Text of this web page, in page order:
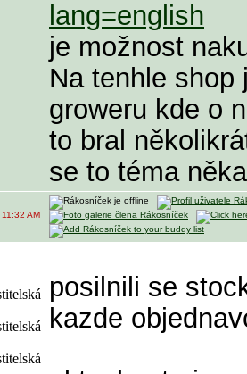
lang=english
je možnost
Na tenhle shop
groweru kde o
to bral
se to téma
11:32 AM
posilnili se
kazde